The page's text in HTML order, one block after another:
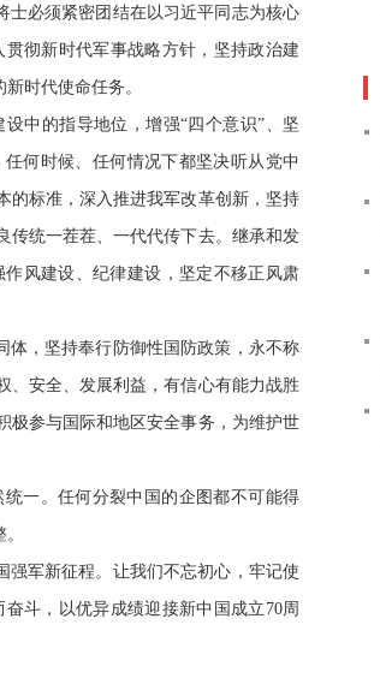
士必须紧密团结在以习近平同志为核心
彻新时代军事战略方针，坚持政治建
时代使命任务。
中的指导地位，增强“四个意识”、坚
何时候、任何情况下都坚决听从党中
的标准，深入推进我军改革创新，坚持
传统一茬茬、一代代传下去。继承和发
风建设、纪律建设，坚定不移正风肃
体，坚持奉行防御性国防政策，永不称
、安全、发展利益，有信心有能力战胜
极参与国际和地区安全事务，为维护世
一。 任何分裂中国的企图都不可能得
军新征程。让我们不忘初心，牢记使
斗，以优异成绩迎接新中国成立70周